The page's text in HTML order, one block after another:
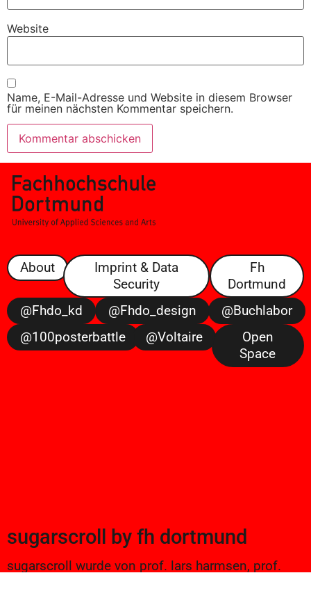
Website
Name, E-Mail-Adresse und Website in diesem Browser
für meinen nächsten Kommentar speichern.
About
Imprint & Data
Security
Fh
Dortmund
@fhdo_kd
@fhdo_design
@buchlabor
@100posterbattle
@voltaire
Open
Space
sugarscroll by fh dortmund
sugarscroll wurde von prof. lars harmsen, prof.